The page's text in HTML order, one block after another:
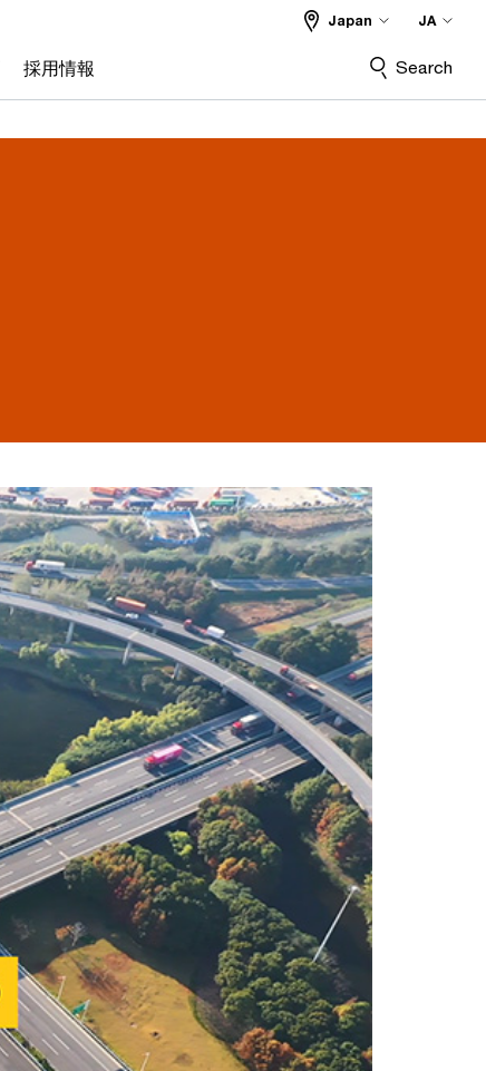
採用情報
Japan JA
Search